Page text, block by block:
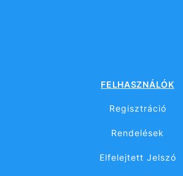
FELHASZNÁLÓK
Regisztráció
Rendelések
Elfelejtett Jelszó